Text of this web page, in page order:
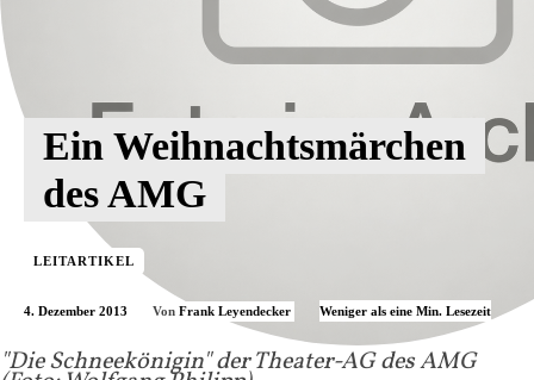
"Die Schneekönigin" der Theater-AG des AMG
Ein Weihnachtsmärchen
des AMG
LEITARTIKEL
4. Dezember 2013 Von Frank Leyendecker Weniger als eine Min. Lesezeit